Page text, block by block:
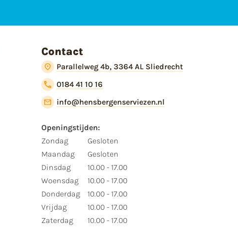
Contact
Parallelweg 4b, 3364 AL Sliedrecht
0184 41 10 16
info@hensbergenserviezen.nl
Openingstijden:
Zondag
Maandag
Dinsdag
Woensdag
Donderdag
Vrijdag
Zaterdag
Gesloten
Gesloten
10.00 - 17.00
10.00 - 17.00
10.00 - 17.00
10.00 - 17.00
10.00 - 17.00